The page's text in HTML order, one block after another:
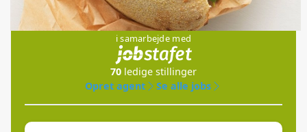
Jobs
i samarbejde med
70 ledige stillinger
Opret agent
Se alle jobs